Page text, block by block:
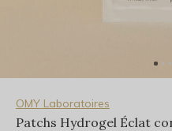
OMY Laboratoires
Patchs Hydrogel Éclat